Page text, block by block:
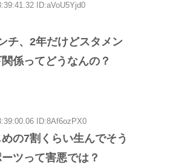
ID:aVoU5Yjd0
チ、2年だけどスタメン
係ってどうなんの？
ID:8Af6ozPX0
の7割くらい生んでそう
ツって害悪では？